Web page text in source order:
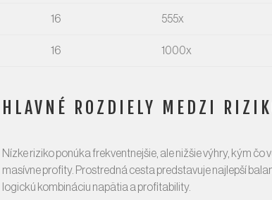
16 555x
16 1000x
HLAVNÉ ROZDIELY MEDZI
Nízke riziko ponúka frekventnejšie, ale nižšie výhry, kým
masívne profity. Prostredná cesta predstavuje najlepší
logickú kombináciu napätia a profitability.